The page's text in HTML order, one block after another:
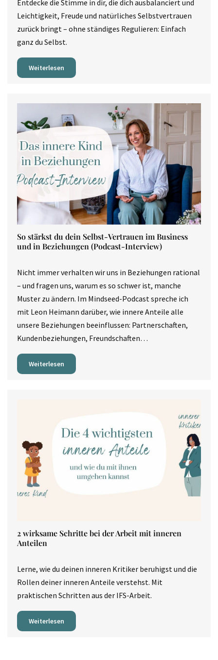
Entdecke die Stimme in dir, die dich ausbalanciert und
Leichtigkeit, Freude und natürliches Selbstvertrauen
zurück bringt – ohne ständiges Regulieren: Einfach
ganz du Selbst.
Weiterlesen
So stärkst du dein Selbst-Vertrauen im Business
und in Beziehungen (Podcast-Interview)
Nicht immer verhalten wir uns in Beziehungen rational
– und fragen uns, warum es so schwer ist, manche
Muster zu ändern. Im Mindseed-Podcast spreche ich
mit Leon Heimann darüber, wie innere Anteile alle
unsere Beziehungen beeinflussen: Partnerschaften,
Kundenbeziehungen, Freundschaften…
Weiterlesen
2 wirksame Schritte bei der Arbeit mit inneren
Anteilen
Lerne, wie du deinen inneren Kritiker beruhigst und die
Rollen deiner inneren Anteile verstehst. Mit
praktischen Schritten aus der IFS-Arbeit.
Weiterlesen